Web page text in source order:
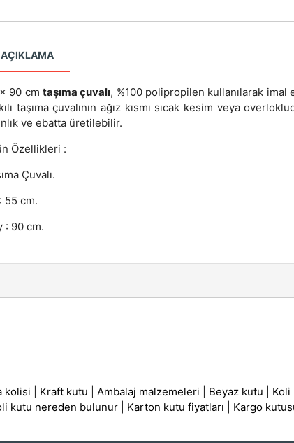
AÇIKLAMA
90 cmtaşıma çuvalı, %100 polipropilen kullanılarak imal
taşıma çuvalının ağız kısmı sıcak kesim veya
ve ebatta üretilebilir.
Özellikleri :
Çuvalı.
55 cm.
: 90 cm.
kolisi Kraft kutu |Ambalaj malzemeleri Beyaz kutu Koli
kutu nereden bulunur Karton kutu fiyatları Kargo